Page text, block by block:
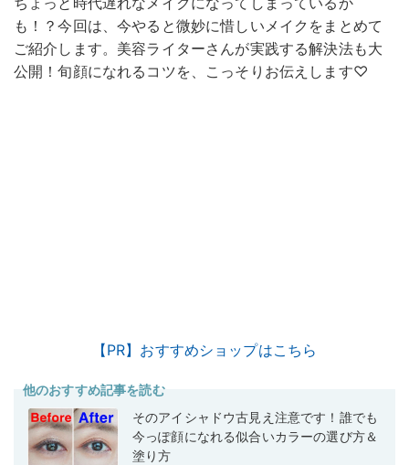
も！？今回は、今やると微妙に惜しいメイクをまとめて
ご紹介します。美容ライターさんが実践する解決法も大
公開！旬顔になれるコツを、こっそりお伝えします♡
【PR】おすすめショップはこちら
他のおすすめ記事を読む
そのアイシャドウ古見え注意です！誰でも
今っぽ顔になれる似合いカラーの選び方＆
塗り方